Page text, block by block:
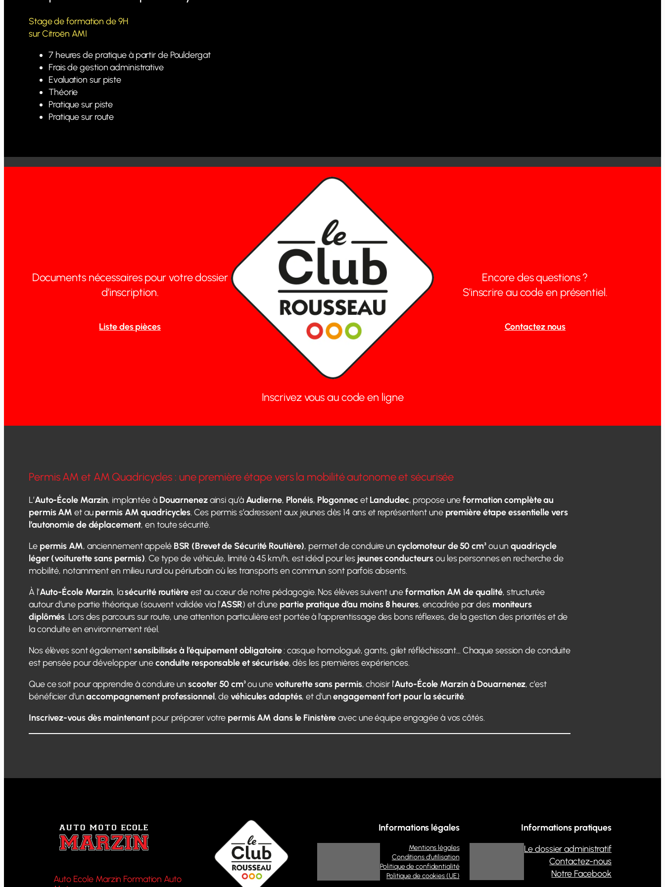
Stage de formation de 9H
sur Citroën AMI
7 heures de pratique à partir de Pouldergat
Frais de gestion administrative
Evaluation sur piste
Théorie
Pratique sur piste
Pratique sur route
Documents nécessaires pour votre dossier
d’inscription.
Liste des pièces
Inscrivez vous au code en ligne
Encore des questions ?
S’inscrire au code en présentiel.
Contactez nous
Permis AM et AM Quadricycles : une première étape vers la mobilité autonome et sécurisée
L’Auto-École Marzin, implantée à Douarnenezainsi qu’à Audierne, Plonéis, PlogonnecetLandudec, propose uneformation complète au
permis AM et aupermis AM quadricycles. Ces permis s’adressent aux jeunes dès 14 ans et représentent une première étape essentielle vers
l’autonomie de déplacement, en toute sécurité.
Le permis AM, anciennement appelé BSR (Brevet de Sécurité Routière), permet de conduire un cyclomoteur de 50 cm³ou unquadricycle
léger (voiturette sans permis). Ce type de véhicule, limité à 45 km/h, est idéal pour les jeunes conducteursou les personnes en recherche de
mobilité, notamment en milieu rural ou périurbain où les transports en commun sont parfois absents.
À l’Auto-École Marzin, lasécurité routièreest au cœur de notre pédagogie. Nos élèves suivent uneformation AM de qualité, structurée
autour d’une partie théorique (souvent validée via l’ASSR) et d’une partie pratique d’au moins 8 heures, encadrée par des moniteurs
diplômés. Lors des parcours sur route, une attention particulière est portée à l’apprentissage des bons réflexes, de la gestion des priorités et de
la conduite en environnement réel.
Nos élèves sont égalementsensibilisés à l’équipement obligatoire: casque homologué, gants, gilet réfléchissant… Chaque session de conduite
est pensée pour développer uneconduite responsable et sécurisée, dès les premières expériences.
Que ce soit pour apprendre à conduire un scooter 50 cm³ou unevoiturette sans permis, choisir l’Auto-École Marzin à Douarnenez, c’est
bénéficier d’unaccompagnement professionnel, devéhicules adaptés, et d’unengagement fort pour la sécurité.
Inscrivez-vous dès maintenant pour préparer votre permis AM dans le Finistèreavec une équipe engagée à vos côtés.
Auto Ecole Marzin Formation Auto
Informations légales
Mentions légales
Conditions d’utilisation
Politique de confidentialité
Politique de cookies (UE)
Informations pratiques
Le dossier administratif
Contactez-nous
Notre Facebook